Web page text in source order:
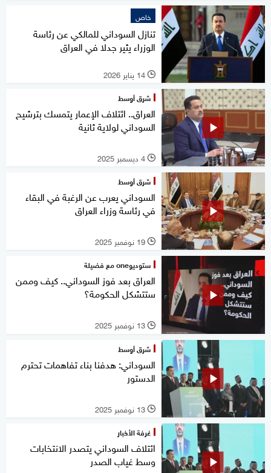
خاص
تنازل السوداني للمالكي عن رئاسة
الوزراء يثير جدلا في العراق
l 14 يناير 2026
شرق أوسط
العراق.. ائتلاف الإعمار يتمسك بترشيح
السوداني لولاية ثانية
l 4 ديسمبر 2025
شرق أوسط
السوداني يعرب عن الرغبة في البقاء
في رئاسة وزراء العراق
l 19 نوفمبر 2025
ستوديوone مع فضيلة
العراق بعد فوز السوداني.. كيف وممن
ستتشكل الحكومة؟
l 13 نوفمبر 2025
شرق أوسط
السوداني: هدفنا بناء تفاهمات تحترم
الدستور
l 13 نوفمبر 2025
غرفة الأخبار
ائتلاف السوداني يتصدر الانتخابات
وسط غياب الصدر